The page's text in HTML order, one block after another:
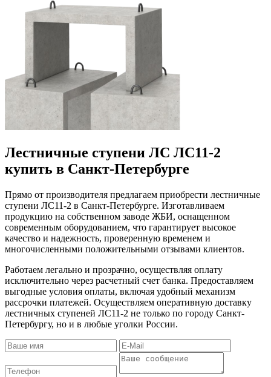
Лестничные ступени ЛС ЛС11-2
купить в Санкт-Петербурге
Прямо от производителя предлагаем приобрести лестничные
ступени ЛС11-2 в Санкт-Петербурге. Изготавливаем
продукцию на собственном заводе ЖБИ, оснащенном
современным оборудованием, что гарантирует высокое
качество и надежность, проверенную временем и
многочисленными положительными отзывами клиентов.
Работаем легально и прозрачно, осуществляя оплату
исключительно через расчетный счет банка. Предоставляем
выгодные условия оплаты, включая удобный механизм
рассрочки платежей. Осуществляем оперативную доставку
лестничных ступеней ЛС11-2 не только по городу Санкт-
Петербургу, но и в любые уголки России.